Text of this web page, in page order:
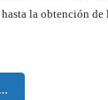
la obtención